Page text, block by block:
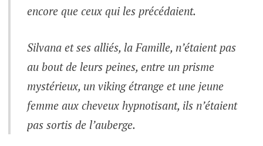
encore que ceux qui les précédaient.
Silvana et ses alliés, la Famille, n’étaient pas
au bout de leurs peines, entre un prisme
mystérieux, un viking étrange et une jeune
femme aux cheveux hypnotisant, ils n’étaient
pas sortis de l’auberge.